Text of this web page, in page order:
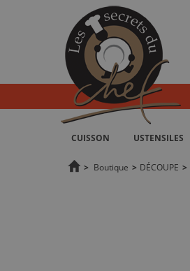
CUISSON USTENSILES
> Boutique > DÉCOUPE >